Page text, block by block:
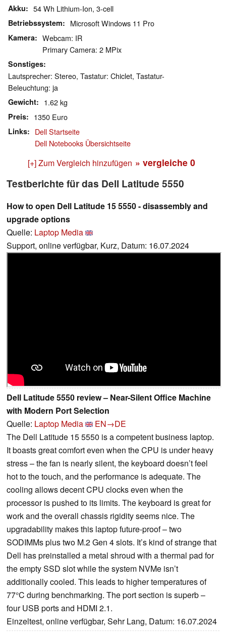
Akku 54 Wh Lithium-Ion, 3-cell
Betriebssystem Microsoft Windows 11 Pro
Kamera
Webcam: IR
Primary Camera: 2 MPix
Sonstiges
Lautsprecher: Stereo, Tastatur: Chiclet, Tastatur-
Beleuchtung: ja
Gewicht 1.62 kg
Preis 1350 Euro
Links
Dell Startseite
Dell Notebooks Übersichtseite
[+] Zum Vergleich hinzufügen » vergleiche 0
Testberichte für das Dell Latitude 5550
How to open Dell Latitude 15 5550 - disassembly and
upgrade options
Quelle: Laptop Media
Support, online verfügbar, Kurz, Datum: 16.07.2024
Dell Latitude 5550 review – Near-Silent Office Machine
with Modern Port Selection
Quelle: Laptop Media
EN→DE
The Dell Latitude 15 5550 is a competent business laptop.
It boasts great comfort even when the CPU is under heavy
stress – the fan is nearly silent, the keyboard doesn’t feel
hot to the touch, and the performance is adequate. The
cooling allows decent CPU clocks even when the
processor is pushed to its limits. The keyboard is great for
work and the overall chassis rigidity seems nice. The
upgradability makes this laptop future-proof – two
SODIMMs plus two M.2 Gen 4 slots. It’s kind of strange that
Dell has preinstalled a metal shroud with a thermal pad for
the empty SSD slot while the system NVMe isn’t
additionally cooled. This leads to higher temperatures of
77°C during benchmarking. The port section is superb –
four USB ports and HDMI 2.1.
Einzeltest, online verfügbar, Sehr Lang, Datum: 16.07.2024